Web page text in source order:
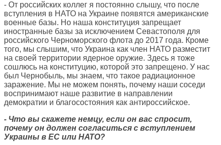
- От российских коллег я постоянно слышу, что после
вступления в НАТО на Украине появятся американские
военные базы. Но наша конституция запрещает
иностранные базы за исключением Севастополя для
российского Черноморского флота до 2017 года. Кроме
того, мы слышим, что Украина как член НАТО разместит
на своей территории ядерное оружие. Здесь я тоже
сошлюсь на конституцию, которой это запрещено. У нас
был Чернобыль, мы знаем, что такое радиационное
заражение. Мы не можем понять, почему наши соседи
воспринимают наше развитие в направлении
демократии и благосостояния как антироссийское.
- Что вы скажете немцу, если он вас спросит,
почему он должен согласиться с вступлением
Украины в ЕС или НАТО?